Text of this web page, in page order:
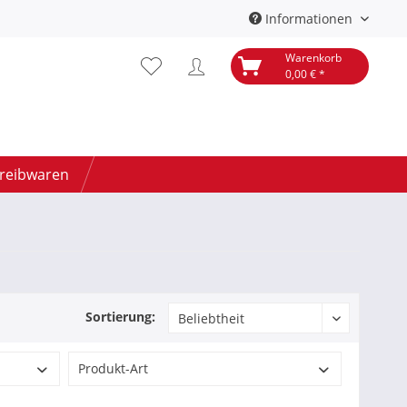
Informationen
Warenkorb
0,00 € *
Sortierung:
Produkt-Art